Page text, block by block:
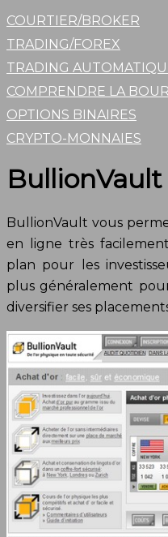
COURTIER/BROKER
TRADING/FOREX
TRADING
COMPRENDRE LA
OPTIONS BINAIRES
CRYPTO-MONNAIES
BullionVault
BullionVault vous
en ligne très
plan pour les
plus généralement
diversifier ses